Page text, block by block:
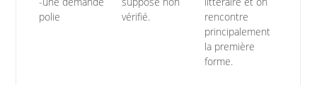
polie
vérifié.
rencontre
principalement
la première
forme.